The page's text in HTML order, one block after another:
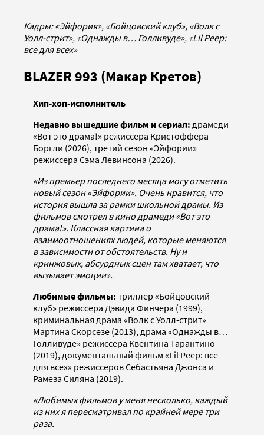
Кадры: «Эйфория», «Бойцовский клуб», «Волк с
Уолл-стрит», «Однажды в… Голливуде», «Lil Peep:
все для всех»
BLAZER 993 (Макар Кретов)
Хип-хоп-исполнитель
Недавно вышедшие фильм и сериал: драмеди
«Вот это драма!» режиссера Кристоффера
Боргли (2026), третий сезон «Эйфории»
режиссера Сэма Левинсона (2026).
«Из премьер последнего месяца могу отметить
новый сезон «Эйфории». Очень нравится, что
история вышла за рамки школьной драмы. Из
фильмов смотрел в кино драмеди «Вот это
драма!». Классная картина о
взаимоотношениях людей, которые меняются
в зависимости от обстоятельств. Ну и
кринжовых, абсурдных сцен там хватает, что
вызывает эмоции».
Любимые фильмы: триллер «Бойцовский
клуб» режиссера Дэвида Финчера (1999),
криминальная драма «Волк с Уолл-стрит»
Мартина Скорсезе (2013), драма «Однажды в…
Голливуде» режиссера Квентина Тарантино
(2019), документальный фильм «Lil Peep: все
для всех» режиссеров Себастьяна Джонса и
Рамеза Силяна (2019).
«Любимых фильмов у меня несколько, каждый
из них я пересматривал по крайней мере три
раза.